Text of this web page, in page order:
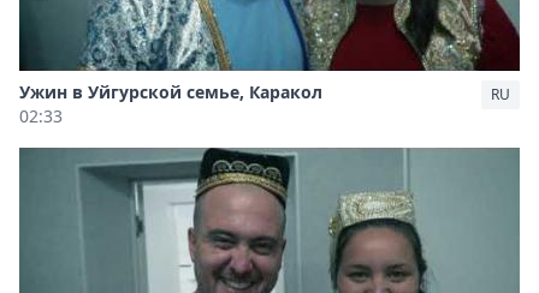
Ужин в Уйгурской семье, Каракол
02:33
RU